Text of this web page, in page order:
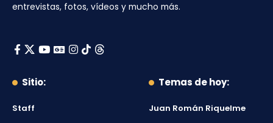
entrevistas, fotos, vídeos y mucho más.
Sitio:
Staff
Temas de hoy:
Juan Román Riquelme